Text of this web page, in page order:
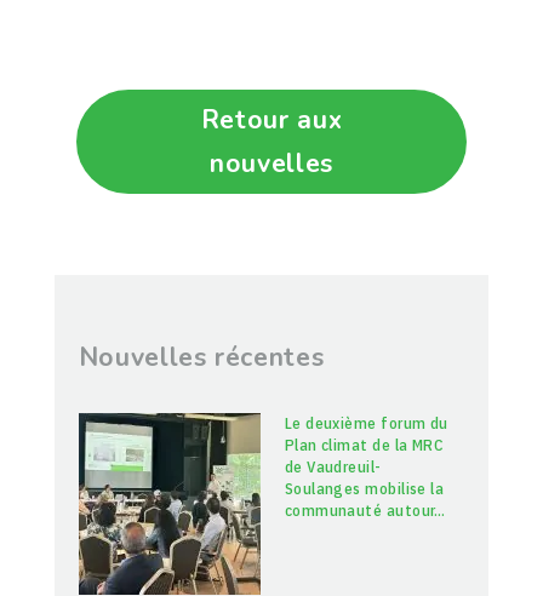
Retour aux
nouvelles
Nouvelles récentes
Le deuxième forum du
Plan climat de la MRC
de Vaudreuil-
Soulanges mobilise la
communauté autour…